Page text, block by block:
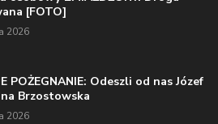
[FOTO]
2026
POŻEGNANIE: Odeszli od nas Józef
Brzostowska
2026